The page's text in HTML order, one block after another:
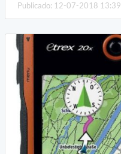
Publicado: 12-07-2018 13:39